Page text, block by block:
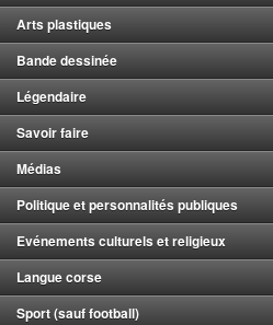
Arts plastiques
Bande dessinée
Légendaire
Savoir faire
Médias
Politique et personnalités publiques
Evénements culturels et religieux
Langue corse
Sport (sauf football)